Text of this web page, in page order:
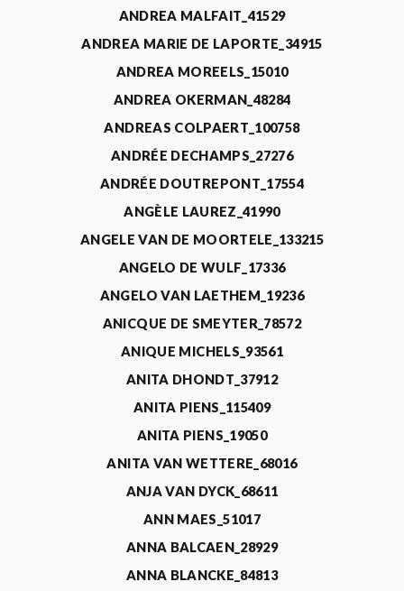
ANDREA MALFAIT_41529
ANDREA MARIE DE LAPORTE_34915
ANDREA MOREELS_15010
ANDREA OKERMAN_48284
ANDREAS COLPAERT_100758
ANDRÉE DECHAMPS_27276
ANDRÉE DOUTREPONT_17554
ANGÈLE LAUREZ_41990
ANGELE VAN DE MOORTELE_133215
ANGELO DE WULF_17336
ANGELO VAN LAETHEM_19236
ANICQUE DE SMEYTER_78572
ANIQUE MICHELS_93561
ANITA DHONDT_37912
ANITA PIENS_115409
ANITA PIENS_19050
ANITA VAN WETTERE_68016
ANJA VAN DYCK_68611
ANN MAES_51017
ANNA BALCAEN_28929
ANNA BLANCKE_84813